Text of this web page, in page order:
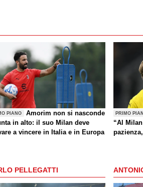
PIANO
Amorim non si nasconde
in alto: il suo Milan deve
a vincere in Italia e in Europa
PRIMO
“Al
un
PELLEGATTI